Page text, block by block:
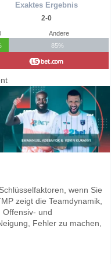
Exaktes Ergebnis
2-0
Andere
85%
wenn Sie
zeigt die Teamdynamik,
Offensiv- und
Fehler zu machen,